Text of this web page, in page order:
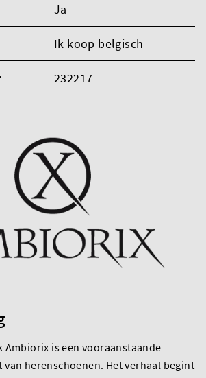
Ja
Ik koop belgisch
232217
Ambiorix is een vooraanstaande
herenschoenen. Het verhaal begint